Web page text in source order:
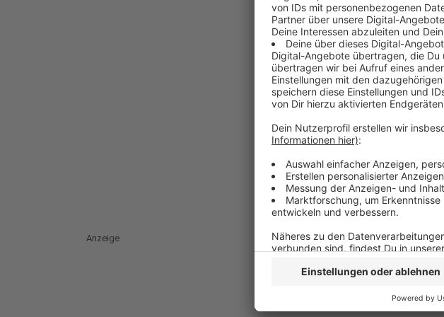
Das führte zu
Parkplätzen
dass es in
Böller-
– auch
Anzeige
Anzeige